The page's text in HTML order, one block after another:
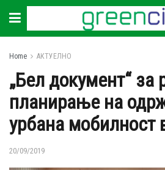
Home АКТУЕЛНО
„Бел документ“ за
планирање на
урбана мобилност
20/09/2019